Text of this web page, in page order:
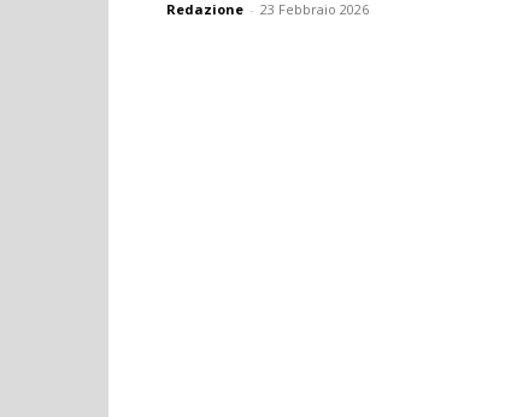
Redazione - 23 Febbraio 2026